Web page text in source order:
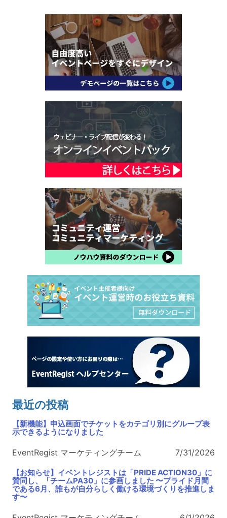
最近の投稿
【新機能】申込画面でチケットをカテゴリ別にグループ表
示できるようになりました
EventRegist マーケティングチーム 7/31/2026
【お知らせ】イベントレジストは「PRIDE ACTION30」に
賛同し、「チームPA30」に参画しました 〜プライド月間
である6月、誰もが自分らしく働ける環境づくりを推進しま
す〜